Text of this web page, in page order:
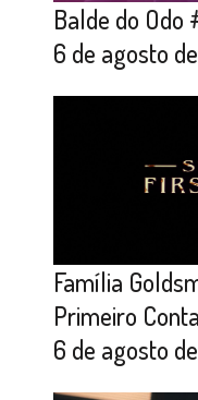
Balde do Odo
6 de agosto
Família
Primeiro
6 de agosto